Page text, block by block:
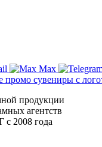
Max
продукции
агентств
с 2008 года